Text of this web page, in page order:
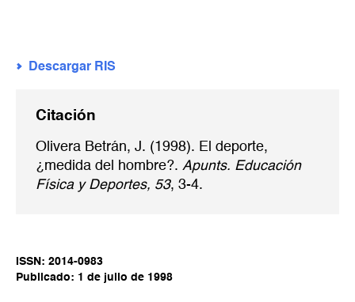
Descargar RIS
Citación
Olivera Betrán, J. (1998). El deporte,
¿medida del hombre?. Apunts. Educación
Física y Deportes, 53, 3-4.
ISSN: 2014-0983
Publicado: 1 de julio de 1998